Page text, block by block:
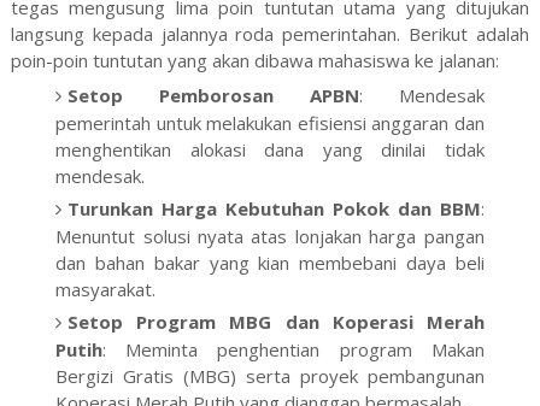
tegas mengusung lima poin tuntutan utama yang ditujukan
langsung kepada jalannya roda pemerintahan. Berikut adalah
poin-poin tuntutan yang akan dibawa mahasiswa ke jalanan:
Setop Pemborosan APBN: Mendesak
pemerintah untuk melakukan efisiensi anggaran dan
menghentikan alokasi dana yang dinilai tidak
mendesak.
Turunkan Harga Kebutuhan Pokok dan BBM:
Menuntut solusi nyata atas lonjakan harga pangan
dan bahan bakar yang kian membebani daya beli
masyarakat.
Setop Program MBG dan Koperasi Merah
Putih: Meminta penghentian program Makan
Bergizi Gratis (MBG) serta proyek pembangunan